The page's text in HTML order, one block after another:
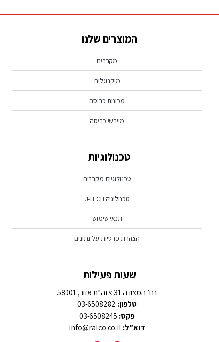
המוצרים שלנו
מקררים
מיקרוגלים
מכונות כביסה
מייבשי כביסה
טכנולוגיות
טכנולוגיית מקררים
טכנולוגיה J-TECH
תנאי שימוש
הצהרת פרטיות על נתונים
שעות פעילות
רח’ המצודה 31 אזה”ת אזור, 58001
טלפון:
פקס:
דוא”ל: